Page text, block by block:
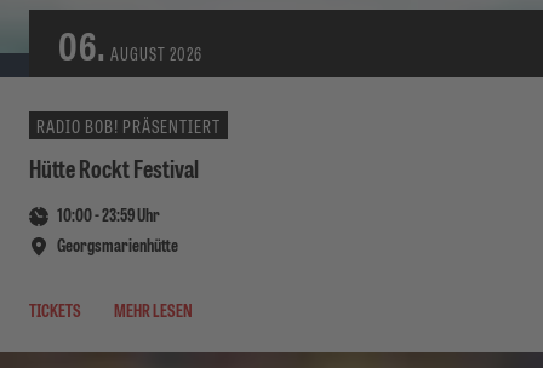
06. AUGUST 2026
RADIO BOB! PRÄSENTIERT
Hütte Rockt Festival
10:00-23:59Uhr
Georgsmarienhütte
TICKETS MEHR LESEN